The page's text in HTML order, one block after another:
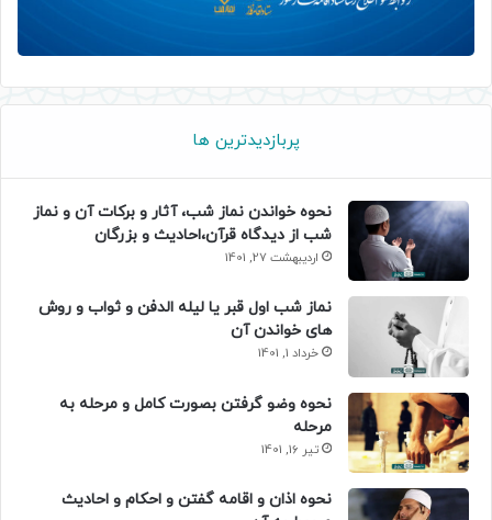
پربازدیدترین ها
نحوه خواندن نماز شب، آثار و برکات آن و نماز
شب از دیدگاه قرآن،احادیث و بزرگان
اردیبهشت 27, 1401
نماز شب اول قبر یا لیله الدفن و ثواب و روش
های خواندن آن
خرداد 1, 1401
نحوه وضو گرفتن بصورت کامل و مرحله به
مرحله
تیر 16, 1401
نحوه اذان و اقامه گفتن و احکام و احادیث